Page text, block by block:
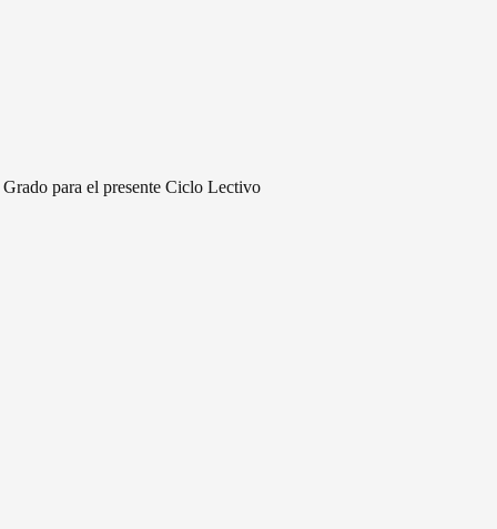
para el presente Ciclo Lectivo